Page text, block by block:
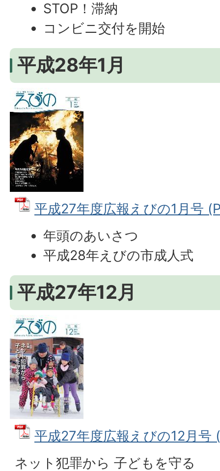
STOP！滞納
コンビニ交付を開始
平成28年1月
平成27年度広報えびの1月号
年頭のあいさつ
平成28年えびの市成人式
平成27年12月
平成27年度広報えびの12月号
ネット犯罪から 子どもを守る